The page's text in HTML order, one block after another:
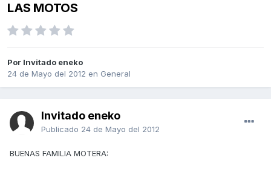
LAS MOTOS
Por Invitado eneko
24 de Mayo del 2012 en General
Invitado eneko
Publicado 24 de Mayo del 2012
BUENAS FAMILIA MOTERA: